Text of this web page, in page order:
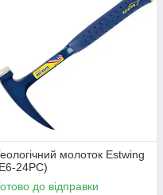
молоток Estwing
24PC)
до відправки